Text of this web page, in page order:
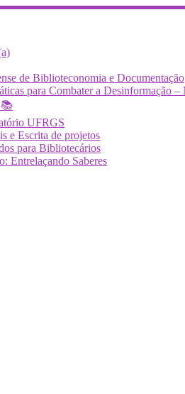
de Biblioteconomia e Documentação
para Combater a Desinformação
📚
UFRGS
e Escrita de projetos
para Bibliotecários
Entrelaçando Saberes